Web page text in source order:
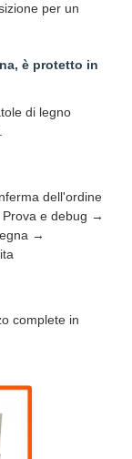
per un
è protetto in
di legno
dell'ordine
e debug →
→
complete in